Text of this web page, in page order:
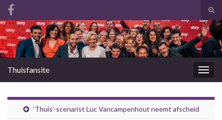
Search for:
Thuisfansite
‘Thuis’-scenarist Luc Vancampenhout neemt afscheid